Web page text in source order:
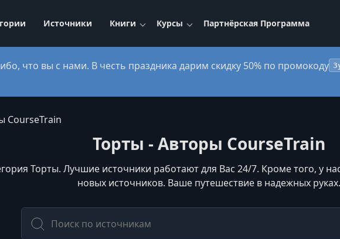
Источники Книги Курсы Партнёрская Программа
что вы с нами. В честь праздника дарим скидку 50% по промокоду
CourseTrain
Торты - Авторы CourseTrain
Торты. Лучшие источники работают для Вас 24/7. Кроме того, у
новых источников. Ваше путешествие в надежных руках.